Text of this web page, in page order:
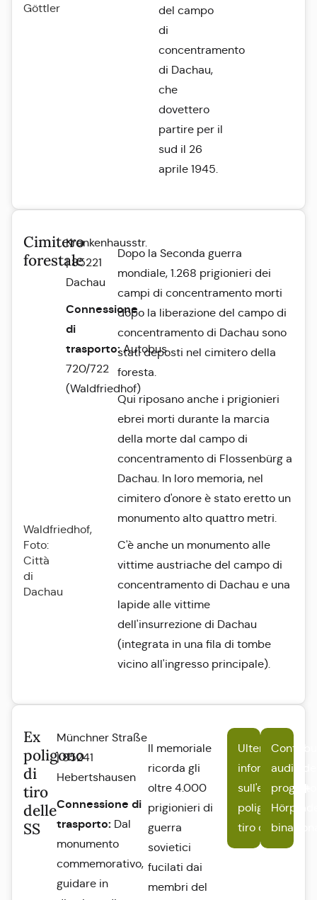
Göttler
del campo
di
concentramento
di Dachau,
che
dovettero
partire per il
sud il 26
aprile 1945.
Waldfriedhof,
Foto:
Città
di
Dachau
Cimitero
forestale
Krankenhausstr.
| 85221
Dachau
Connessione
di
trasporto:Autobus
720/722
(Waldfriedhof)
Dopo la Seconda guerra
mondiale, 1.268 prigionieri dei
campi di concentramento morti
dopo la liberazione del campo di
concentramento di Dachau sono
stati deposti nel cimitero della
foresta.
Qui riposano anche i prigionieri
ebrei morti durante la marcia
della morte dal campo di
concentramento di Flossenbürg a
Dachau. In loro memoria, nel
cimitero d'onore è stato eretto un
monumento alto quattro metri.
C'è anche un monumento alle
vittime austriache del campo di
concentramento di Dachau e una
lapide alle vittime
dell'insurrezione di Dachau
(integrata in una fila di tombe
vicino all'ingresso principale).
Ex
poligono
di
tiro
delle
SS
Münchner Straße
| 85241
Hebertshausen
Connessione di
trasporto: Dal
monumento
commemorativo,
guidare in
Il memoriale
ricorda gli
oltre 4.000
prigionieri di
guerra
sovietici
fucilati dai
membri del
Ulteriori
informazioni
sull'ex
poligono di
tiro delle SS
audio
progetto